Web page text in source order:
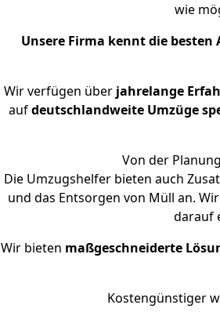
wie
Unsere Firma kennt die besten
Wir verfügen überjahrelange
aufdeutschlandweite Umzüge
Von der
Die Umzugshelfer bieten auch
und das Entsorgen von Müll an.
darauf
Wir bieten maßgeschneiderte
Kostengünstiger